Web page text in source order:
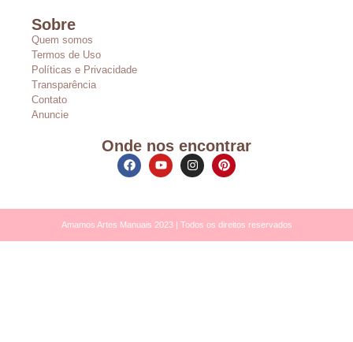
Sobre
Quem somos
Termos de Uso
Políticas e Privacidade
Transparência
Contato
Anuncie
Onde nos encontrar
Amamos Artes Manuais 2023 | Todos os direitos reservados